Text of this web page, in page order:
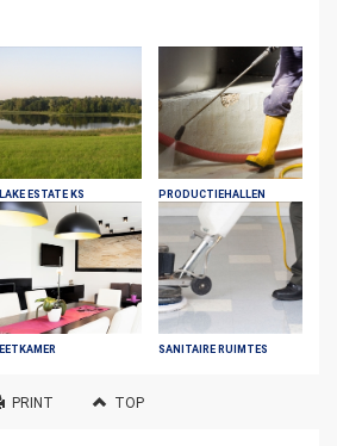
LAKE ESTATE KS PRODUCTIEHALLEN
EETKAMER SANITAIRE RUIMTES
PRINT TOP